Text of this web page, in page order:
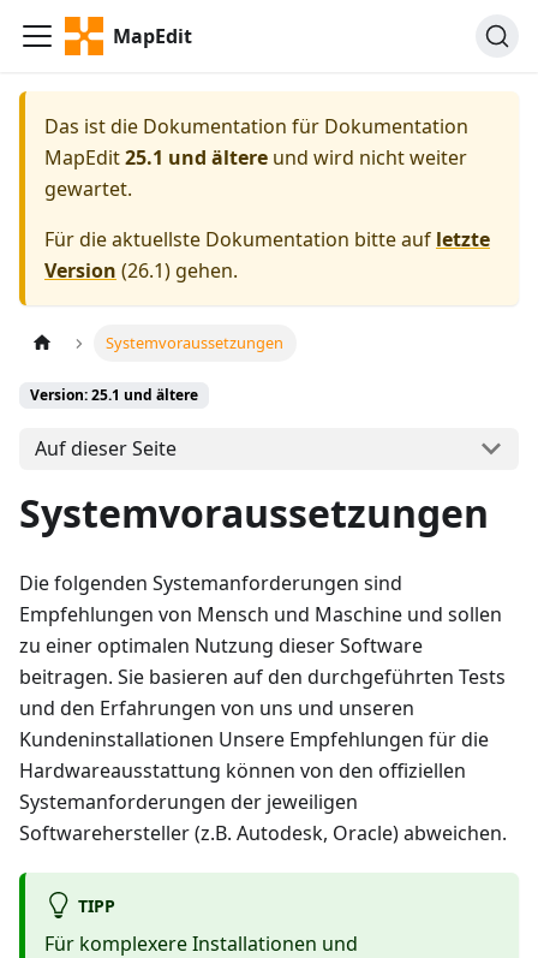
MapEdit
Das ist die Dokumentation für Dokumentation
MapEdit25.1 und ältere und wird nicht weiter
gewartet.
Für die aktuellste Dokumentation bitte auf letzte
Version (26.1) gehen.
Systemvoraussetzungen
Version: 25.1 und ältere
Auf dieser Seite
Systemvoraussetzungen
Die folgenden Systemanforderungen sind
Empfehlungen von Mensch und Maschine und sollen
zu einer optimalen Nutzung dieser Software
beitragen. Sie basieren auf den durchgeführten Tests
und den Erfahrungen von uns und unseren
Kundeninstallationen Unsere Empfehlungen für die
Hardwareausstattung können von den offiziellen
Systemanforderungen der jeweiligen
Softwarehersteller (z.B. Autodesk, Oracle) abweichen.
TIPP
Für komplexere Installationen und